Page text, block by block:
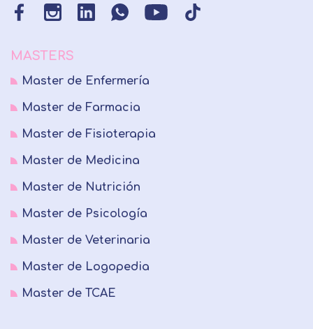
MASTERS
Master de Enfermería
Master de Farmacia
Master de Fisioterapia
Master de Medicina
Master de Nutrición
Master de Psicología
Master de Veterinaria
Master de Logopedia
Master de TCAE